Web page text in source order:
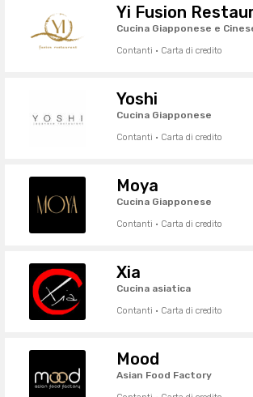
Yi Fusion
Cucina Giapponese e
Contanti · Carta di credito
Yoshi
Cucina Giapponese
Contanti · Carta di credito
Moya
Cucina Giapponese
Contanti · Carta di credito
Xia
Cucina asiatica
Contanti · Carta di credito
Mood
Asian Food Factory